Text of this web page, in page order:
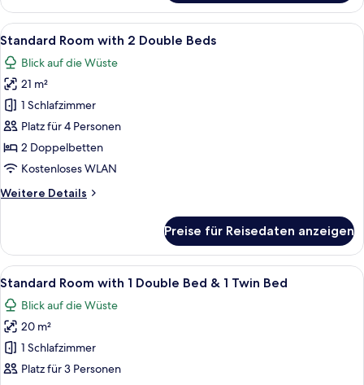
Room
with
1
Queen
Bed
Alle
Fotos
für
Standard
Room
with
2
Double
anzeigen
Ein Hotelzimmer mit zwei Betten,
5
Standard Room with 2 Double Beds
Blick auf die Wüste
21 m²
1 Schlafzimmer
Platz für 4 Personen
2 Doppelbetten
Kostenloses WLAN
Weitere Details
Weitere
Room
with
2
Double
Beds
Preise für Reisedaten anzeigen
Alle
Fotos
für
Standard
Room
with
Ein Hotelzimmer mit zwei Betten,
5
Standard Room with 1 Double Bed & 1 Twin Bed
Blick auf die Wüste
20 m²
1 Schlafzimmer
Platz für 3 Personen